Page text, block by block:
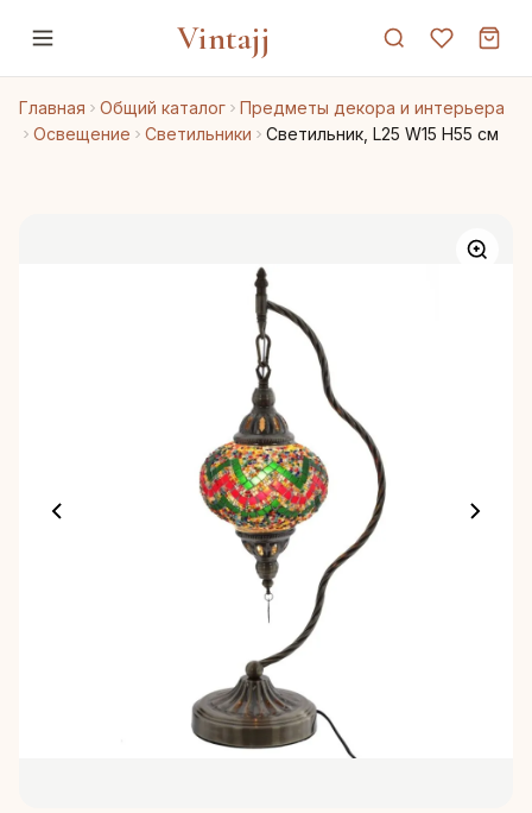
Vintajj
Главная Общий каталог
Предметы декора и интерьера
Освещение
Светильники Светильник, L25 W15 H55 см